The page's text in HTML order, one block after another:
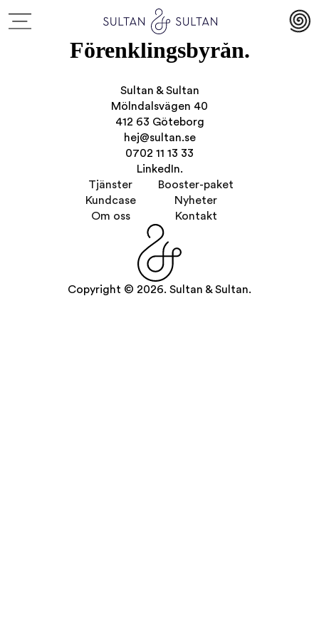
Förenklingsbyrån.
Sultan & Sultan
Mölndalsvägen 40
412 63 Göteborg
hej@sultan.se
0702 11 13 33
LinkedIn.
Tjänster
Kundcase
Om oss
Booster-paket
Nyheter
Kontakt
Copyright © 2026. Sultan & Sultan.